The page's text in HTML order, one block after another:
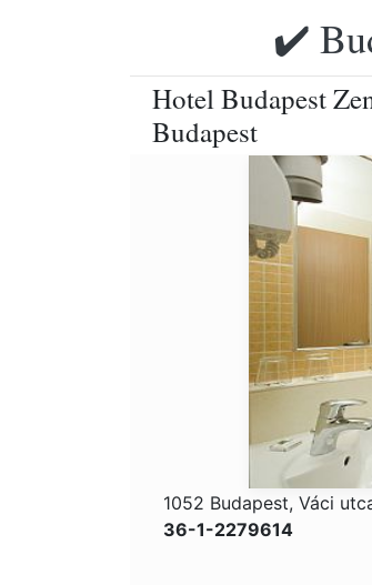
✔️
Hotel Budapest
Budapest
1052 Budapest, Váci
36-1-2279614